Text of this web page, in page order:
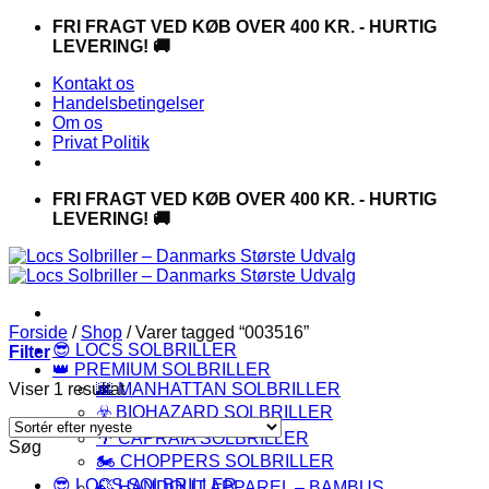
FortsætFRI FRAGT VED KØB OVER 400 KR. - HURTIG
LEVERING! 🚚
Kontakt os
Handelsbetingelser
Om os
Privat Politik
FRI FRAGT VED KØB OVER 400 KR. - HURTIG
LEVERING! 🚚
😎 LOCS SOLBRILLER
👑 PREMIUM SOLBRILLER
🌆 MANHATTAN SOLBRILLER
☣️ BIOHAZARD SOLBRILLER
🌴 CAPRAIA SOLBRILLER
🏍️ CHOPPERS SOLBRILLER
Forside / Shop /Varer tagged “003516”
Filter
Viser 1 resultat
Søg
😎 LOCS SOLBRILLER